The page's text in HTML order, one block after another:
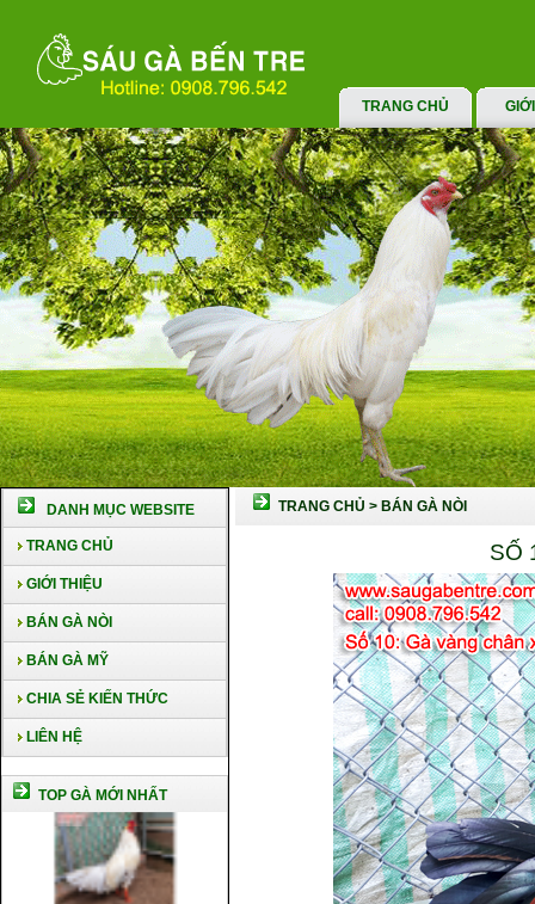
TRANG CHỦ
DANH MỤC WEBSITE
TRANG CHỦ
GIỚI THIỆU
BÁN GÀ NÒI
BÁN GÀ MỸ
CHIA SẺ KIẾN THỨC
LIÊN HỆ
TOP GÀ MỚI NHẤT
TRANG CHỦ > BÁN GÀ NÒI
SỐ